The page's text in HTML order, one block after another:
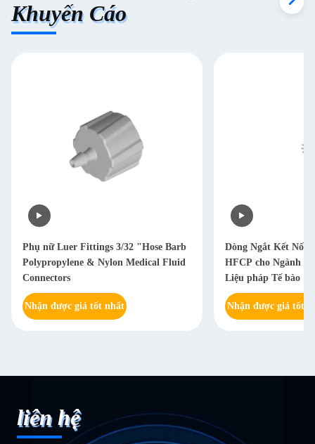
Khuyến Cáo
Phụ nữ Luer Fittings 3/32 "Hose Barb
Polypropylene & Nylon Medical Fluid
Connectors
Nhận được giá tốt nhất
Dòng Ngắt Kết Nối
HFCP cho Ngành
Liệu pháp Tế bào
Nhận được giá tốt
liên hệ